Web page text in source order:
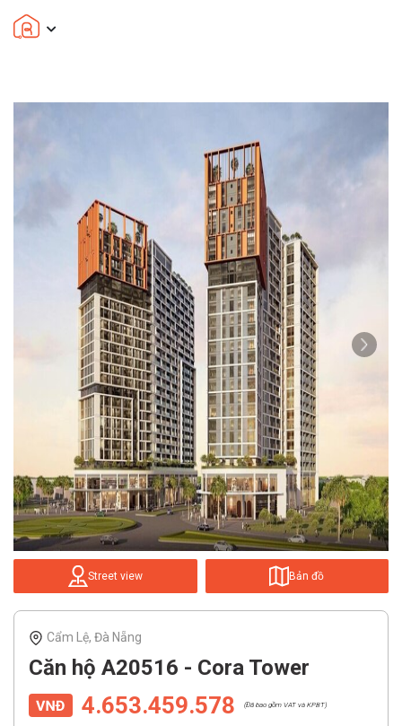
Street view Bản đồ
Cẩm Lệ, Đà Nẵng
Căn hộ A20516 - Cora Tower
4.653.459.578 (Đã bao gồm VAT và KPBT)